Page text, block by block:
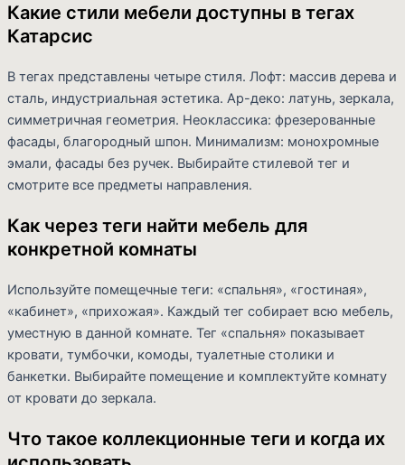
Какие стили мебели доступны в тегах
Катарсис
В тегах представлены четыре стиля. Лофт: массив дерева и
сталь, индустриальная эстетика. Ар-деко: латунь, зеркала,
симметричная геометрия. Неоклассика: фрезерованные
фасады, благородный шпон. Минимализм: монохромные
эмали, фасады без ручек. Выбирайте стилевой тег и
смотрите все предметы направления.
Как через теги найти мебель для
конкретной комнаты
Используйте помещечные теги: «спальня», «гостиная»,
«кабинет», «прихожая». Каждый тег собирает всю мебель,
уместную в данной комнате. Тег «спальня» показывает
кровати, тумбочки, комоды, туалетные столики и
банкетки. Выбирайте помещение и комплектуйте комнату
от кровати до зеркала.
Что такое коллекционные теги и когда их